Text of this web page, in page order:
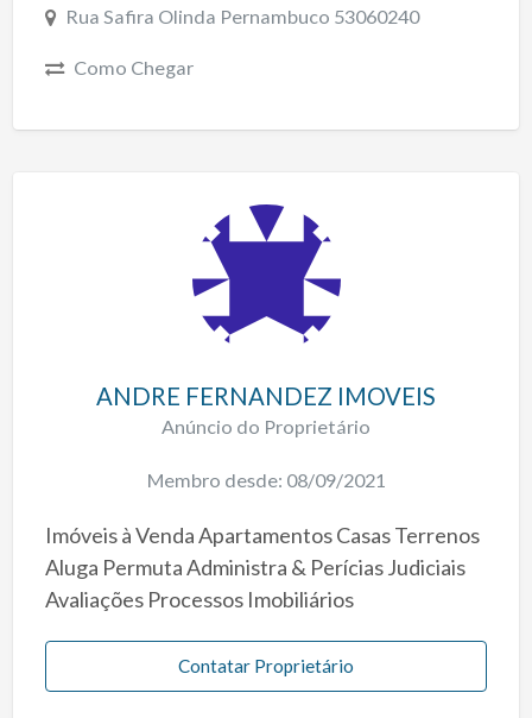
Rua Safira Olinda Pernambuco 53060240
Como Chegar
ANDRE FERNANDEZ IMOVEIS
Anúncio do Proprietário
Membro desde: 08/09/2021
Imóveis à Venda Apartamentos Casas Terrenos
Aluga Permuta Administra & Perícias Judiciais
Avaliações Processos Imobiliários
Contatar Proprietário